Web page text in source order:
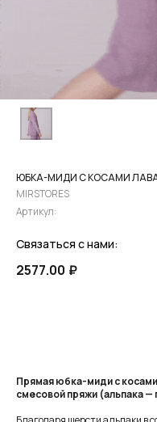
ЮБКА-МИДИ С КОСАМИ
MIRSTORES
Артикул:
Связаться с нами:
2577.00 ₽
Прямая юбка-миди с
смесовой пряжи (альпака —